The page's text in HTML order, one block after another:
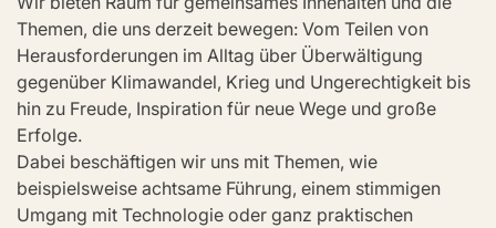
Themen, die uns derzeit bewegen: Vom Teilen von
Herausforderungen im Alltag über Überwältigung
gegenüber Klimawandel, Krieg und Ungerechtigkeit bis
hin zu Freude, Inspiration für neue Wege und große
Erfolge.
Dabei beschäftigen wir uns mit Themen, wie
beispielsweise achtsame Führung, einem stimmigen
Umgang mit Technologie oder ganz praktischen